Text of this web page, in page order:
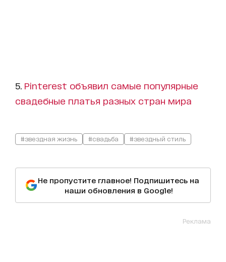
5. Pinterest объявил самые популярные
свадебные платья разных стран мира
#звездная жизнь #свадьба #звездный стиль
Не пропустите главное! Подпишитесь на
наши обновления в Google!
Реклама